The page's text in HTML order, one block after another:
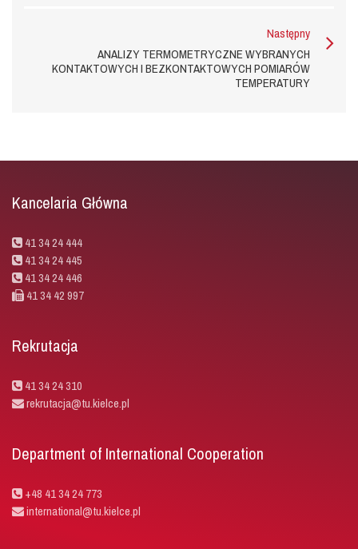
Następny
ANALIZY TERMOMETRYCZNE WYBRANYCH
KONTAKTOWYCH I BEZKONTAKTOWYCH POMIARÓW
TEMPERATURY
Kancelaria Główna
41 34 24 444
41 34 24 445
41 34 24 446
41 34 42 997
Rekrutacja
41 34 24 310
rekrutacja@tu.kielce.pl
Department of International Cooperation
+48 41 34 24 773
international@tu.kielce.pl